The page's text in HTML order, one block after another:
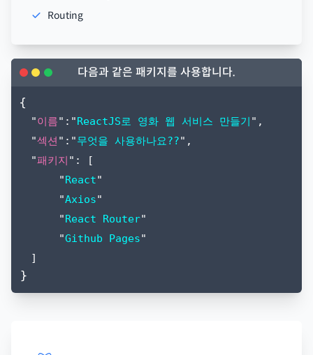
Routing
다음과 같은 패키지를 사용합니다.
{
"이름":"ReactJS로 영화 웹 서비스 만들기 ",
"섹션 ":"무엇을 사용하나요??",
"패키지 ": [
"React"
"Axios"
"React Router"
"Github Pages"
]
}